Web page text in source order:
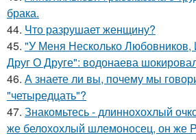
брака.
44. Что разрушает женщину?
45. "У Меня Несколько
Друг О Друге": водонаева
46. А знаете ли вы, почему мы
"четыредцать"?
47. Знакомьтесь - длиннохохлый
же белохохлый шлемоносец, он же